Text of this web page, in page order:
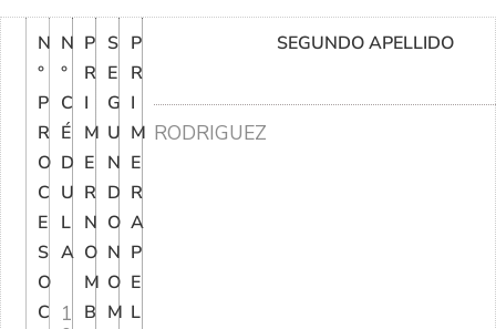
N
°
P
R
O
C
E
S
O
C
N
°
C
É
D
U
L
A
1
P
R
I
M
E
R
N
O
M
B
S
E
G
U
N
D
O
N
O
M
P
R
I
M
E
R
A
P
E
L
SEGUNDO APELLIDO
RODRIGUEZ